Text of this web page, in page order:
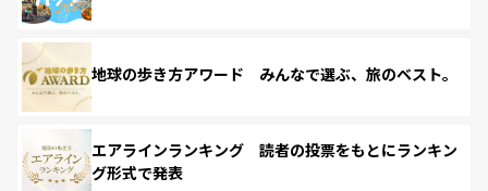
地球の歩き方アワード みんなで選ぶ、旅のベスト。
エアラインランキング 読者の投票をもとにランキン
グ形式で発表